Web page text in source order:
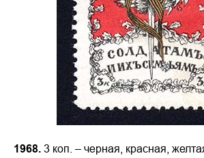
1968. 3 коп. – черная, красная,